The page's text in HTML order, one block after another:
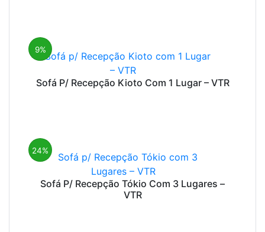
9%
Sofá P/ Recepção Kioto Com 1 Lugar – VTR
24%
Sofá P/ Recepção Tókio Com 3 Lugares –
VTR